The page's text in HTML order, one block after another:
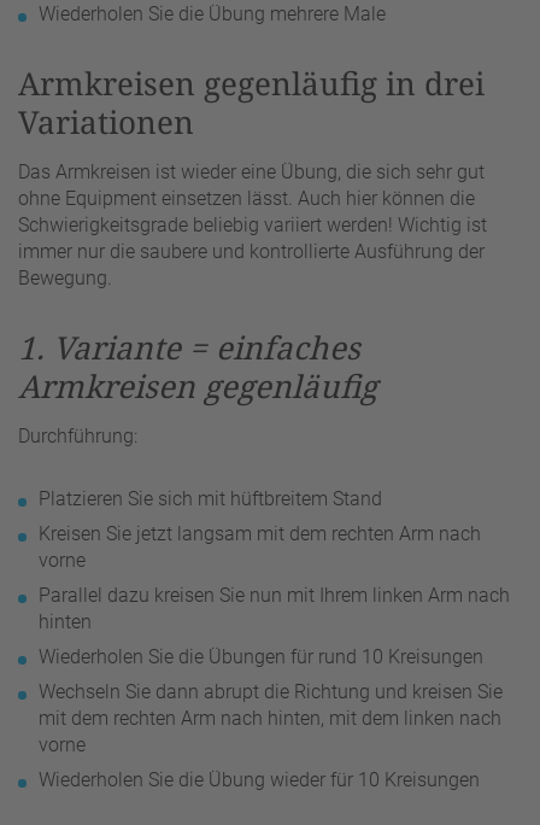
Wiederholen Sie die Übung mehrere Male
Armkreisen gegenläufig in drei
Variationen
Das Armkreisen ist wieder eine Übung, die sich sehr gut
ohne Equipment einsetzen lässt. Auch hier können die
Schwierigkeitsgrade beliebig variiert werden! Wichtig ist
immer nur die saubere und kontrollierte Ausführung der
Bewegung.
1. Variante = einfaches
Armkreisen gegenläufig
Durchführung:
Platzieren Sie sich mit hüftbreitem Stand
Kreisen Sie jetzt langsam mit dem rechten Arm nach
vorne
Parallel dazu kreisen Sie nun mit Ihrem linken Arm nach
hinten
Wiederholen Sie die Übungen für rund 10 Kreisungen
Wechseln Sie dann abrupt die Richtung und kreisen Sie
mit dem rechten Arm nach hinten, mit dem linken nach
vorne
Wiederholen Sie die Übung wieder für 10 Kreisungen